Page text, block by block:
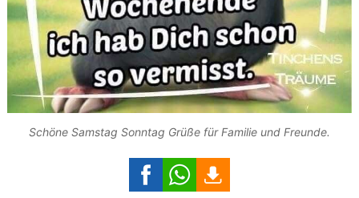
Schöne Samstag Sonntag Grüße für Familie und Freunde.